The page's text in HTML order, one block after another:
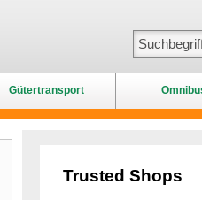
Gütertransport
Trusted Shops